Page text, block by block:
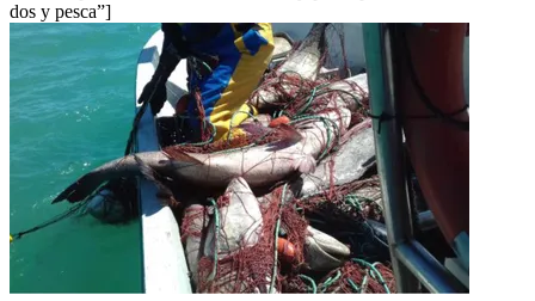
dos y pesca”]